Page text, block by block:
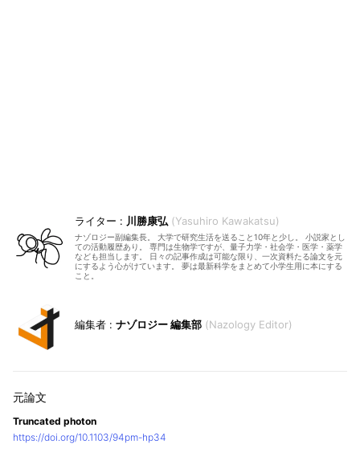
川勝康弘 Yasuhiro Kawakatsu
ナゾロジー副編集長。 大学で研究生活を送ること10年と少し。 小説家とし
ての活動履歴あり。 専門は生物学ですが、量子力学・社会学・医学・薬学
なども担当します。 日々の記事作成は可能な限り、一次資料たる論文を元
にするよう心がけています。 夢は最新科学をまとめて小学生用に本にする
こと。
ナゾロジー 編集部 Nazology Editor
Truncated photon
https://doi.org/10.1103/94pm-hp34